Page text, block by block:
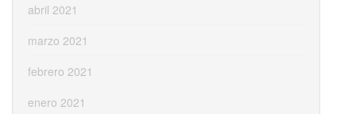
abril 2021
marzo 2021
febrero 2021
enero 2021